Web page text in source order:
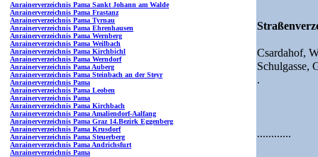
Anrainerverzeichnis Pama Sankt Johann am Walde
Anrainerverzeichnis Pama Frastanz
Anrainerverzeichnis Pama Tyrnau
Anrainerverzeichnis Pama Ehrenhausen
Anrainerverzeichnis Pama Wernberg
Anrainerverzeichnis Pama Weilbach
Anrainerverzeichnis Pama Kirchbichl
Anrainerverzeichnis Pama Werndorf
Anrainerverzeichnis Pama Auberg
Anrainerverzeichnis Pama Steinbach an der Steyr
Anrainerverzeichnis Pama
Anrainerverzeichnis Pama Leoben
Anrainerverzeichnis Pama
Anrainerverzeichnis Pama Kirchbach
Anrainerverzeichnis Pama Amaliendorf-Aalfang
Anrainerverzeichnis Pama Graz 14.Bezirk Eggenberg
Anrainerverzeichnis Pama Krusdorf
Anrainerverzeichnis Pama Steuerberg
Anrainerverzeichnis Pama Andrichsfurt
Anrainerverzeichnis Pama
Csardahof,
Schulgasse,
.
............